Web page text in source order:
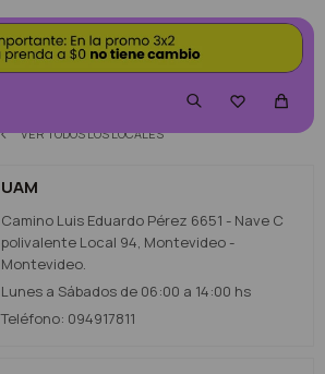

VER TODOS LOS LOCALES
UAM
Camino Luis Eduardo Pérez 6651 - Nave C
polivalente Local 94, Montevideo -
Montevideo.
Lunes a Sábados de 06:00 a 14:00 hs
Teléfono: 094917811